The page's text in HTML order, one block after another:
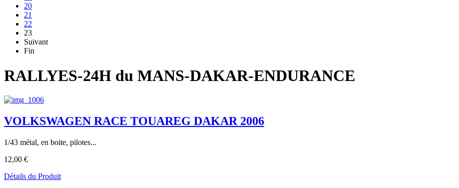
20
21
22
23
Suivant
Fin
RALLYES-24H du MANS-DAKAR-ENDURANCE
VOLKSWAGEN RACE TOUAREG DAKAR 2006
1/43 métal, en boite, pilotes...
12,00 €
Détails du Produit